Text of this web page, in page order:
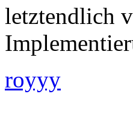
letztendlich
royyy